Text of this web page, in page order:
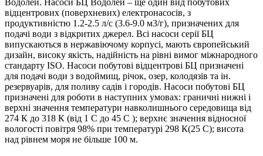
Водолей. Насоси БЦ Водолей – ще один вид побутових
відцентрових (поверхневих) електронасосів, з
продуктивністю 1.2-2.5 л/с (3.6-9.0 м3/г), призначених для
подачі води з відкритих джерел. Всі насоси серії БЦ
випускаються в нержавіючому корпусі, мають європейський
дизайн, високу якість, надійність на рівні вимог міжнародного
стандарту ISO. Насоси побутові відцентрові БЦ призначені
для подачі води з водоймищ, річок, озер, колодязів та ін.
резервуарів, для поливу садів і городів. Насоси побутові БЦ
призначені для роботи в наступних умовах: граничні нижні і
верхні значення температури навколишнього середовища від
274 К до 318 К (від 1 С до 45 С ); верхнє значення відносної
вологості повітря 98% при температурі 298 К(25 С); висота
над рівнем моря не більше 100 м.